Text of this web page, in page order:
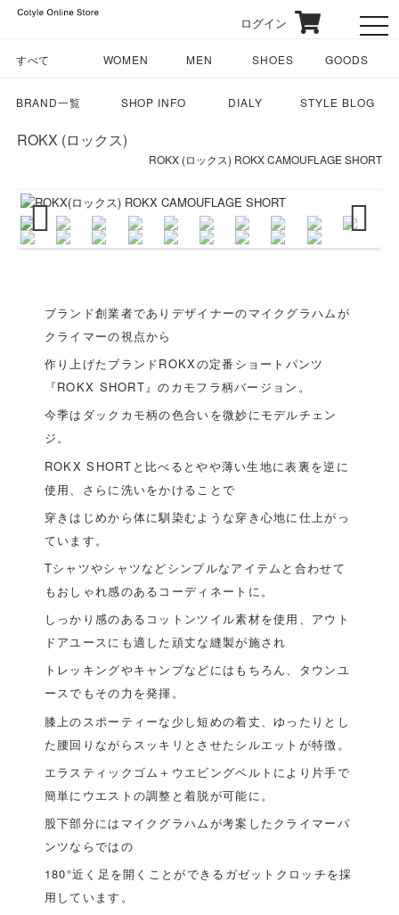
ログイン
すべて WOMEN MEN SHOES GOODS
BRAND一覧 SHOP INFO DIALY STYLE BLOG
ROKX (ロックス)
ROKX (ロックス) ROKX CAMOUFLAGE SHORT
Previous Next
ブランド創業者でありデザイナーのマイクグラハムが
クライマーの視点から
作り上げたブランドROKXの定番ショートパンツ
『ROKX SHORT』のカモフラ柄バージョン。
今季はダックカモ柄の色合いを微妙にモデルチェン
ジ。
ROKX SHORTと比べるとやや薄い生地に表裏を逆に
使用、さらに洗いをかけることで
穿きはじめから体に馴染むような穿き心地に仕上がっ
ています。
Tシャツやシャツなどシンプルなアイテムと合わせて
もおしゃれ感のあるコーディネートに。
しっかり感のあるコットンツイル素材を使用、アウト
ドアユースにも適した頑丈な縫製が施され
トレッキングやキャンプなどにはもちろん、タウンユ
ースでもその力を発揮。
膝上のスポーティーな少し短めの着丈、ゆったりとし
た腰回りながらスッキリとさせたシルエットが特徴。
エラスティックゴム＋ウエビングベルトにより片手で
簡単にウエストの調整と着脱が可能に。
股下部分にはマイクグラハムが考案したクライマーパ
ンツならではの
180°近く足を開くことができるガゼットクロッチを採
用しています。